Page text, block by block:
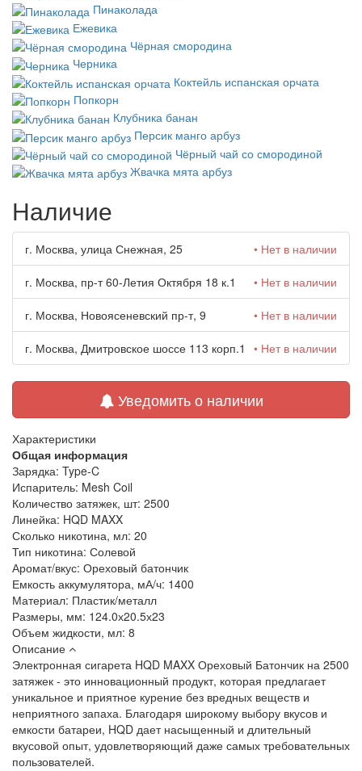
Пинаколада
Ежевика
Чёрная смородина
Черника
Коктейль испанская орчата
Попкорн
Клубника банан
Персик манго арбуз
Чёрный чай со смородиной
Жвачка мята арбуз
Наличие
г. Москва, улица Снежная, 25 • Нет в наличии
г. Москва, пр-т 60-Летия Октября 18 к.1 • Нет в наличии
г. Москва, Новоясеневский пр-т, 9 • Нет в наличии
г. Москва, Дмитровское шоссе 113 корп.1 • Нет в наличии
Уведомить о наличии
Характеристики
Общая информация
Зарядка: Type-C
Испаритель: Mesh Coil
Количество затяжек, шт: 2500
Линейка: HQD MAXX
Сколько никотина, мл: 20
Тип никотина: Солевой
Аромат/вкус: Ореховый батончик
Емкость аккумулятора, мА/ч: 1400
Материал: Пластик/металл
Размеры, мм: 124.0х20.5х23
Объем жидкости, мл: 8
Описание
Электронная сигарета HQD MAXX Ореховый Батончик на 2500
затяжек - это инновационный продукт, которая предлагает
уникальное и приятное курение без вредных веществ и
неприятного запаха. Благодаря широкому выбору вкусов и
емкости батареи, HQD дает насыщенный и длительный
вкусовой опыт, удовлетворяющий даже самых требовательных
пользователей.